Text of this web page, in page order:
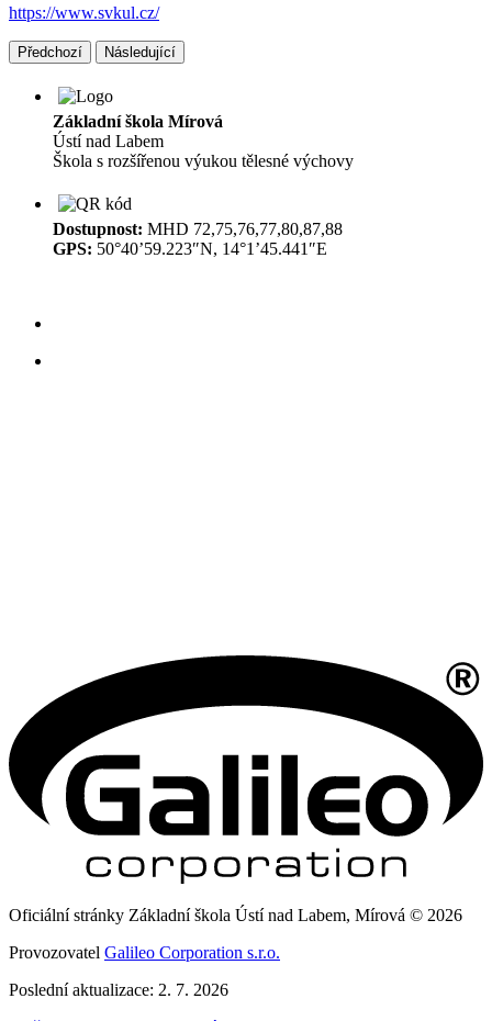
https://www.svkul.cz/
Předchozí Následující
Základní škola Mírová
Ústí nad Labem
Škola s rozšířenou výukou tělesné výchovy
Dostupnost: MHD 72,75,76,77,80,87,88
GPS: 50°40’59.223″N, 14°1’45.441″E
Oficiální stránky Základní škola Ústí nad Labem, Mírová © 2026
Provozovatel Galileo Corporation s.r.o.
Poslední aktualizace: 2. 7. 2026